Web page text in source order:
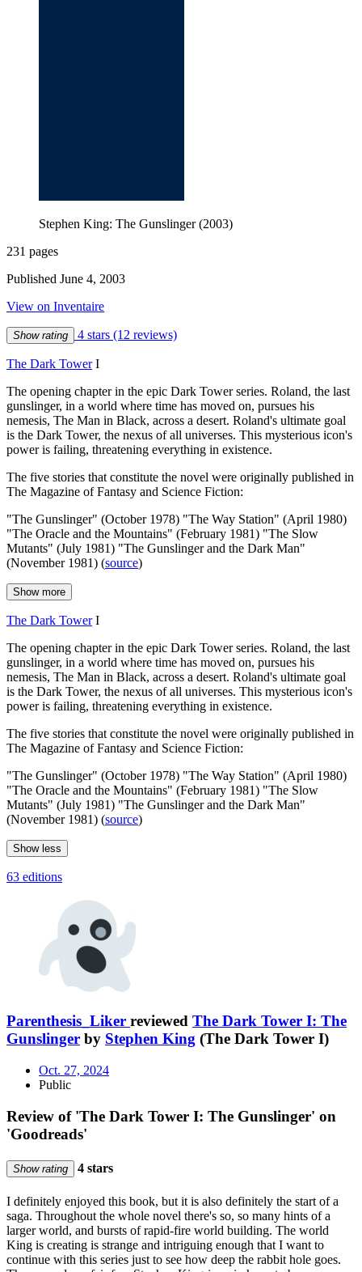
Stephen King: The Gunslinger (2003)
231 pages
Published June 4, 2003
View on Inventaire
Show rating 4 stars (12 reviews)
The Dark TowerI
The opening chapter in the epic Dark Tower series. Roland, the last
gunslinger, in a world where time has moved on, pursues his
nemesis, The Man in Black, across a desert. Roland's ultimate goal
is the Dark Tower, the nexus of all universes. This mysterious icon's
power is failing, threatening everything in existence.
The five stories that constitute the novel were originally published in
The Magazine of Fantasy and Science Fiction:
"The Gunslinger" (October 1978) "The Way Station" (April 1980)
"The Oracle and the Mountains" (February 1981) "The Slow
Mutants" (July 1981) "The Gunslinger and the Dark Man"
(November 1981) (source)
Show more
The Dark TowerI
The opening chapter in the epic Dark Tower series. Roland, the last
gunslinger, in a world where time has moved on, pursues his
nemesis, The Man in Black, across a desert. Roland's ultimate goal
is the Dark Tower, the nexus of all universes. This mysterious icon's
power is failing, threatening everything in existence.
The five stories that constitute the novel were originally published in
The Magazine of Fantasy and Science Fiction:
"The Gunslinger" (October 1978) "The Way Station" (April 1980)
"The Oracle and the Mountains" (February 1981) "The Slow
Mutants" (July 1981) "The Gunslinger and the Dark Man"
(November 1981) (source)
Show less
63 editions
Parenthesis_Liker reviewed The Dark Tower I: The
Gunslinger by Stephen King (The Dark Tower I)
Oct. 27, 2024
Public
Review of 'The Dark Tower I: The Gunslinger' on
'Goodreads'
Show rating 4 stars
I definitely enjoyed this book, but it is also definitely the start of a
saga. Throughout the whole novel there's so, so many hints of a
larger world, and bursts of rapid-fire world building. The world
King is creating is strange and intriguing enough that I want to
continue with this series just to see how deep the rabbit hole goes.